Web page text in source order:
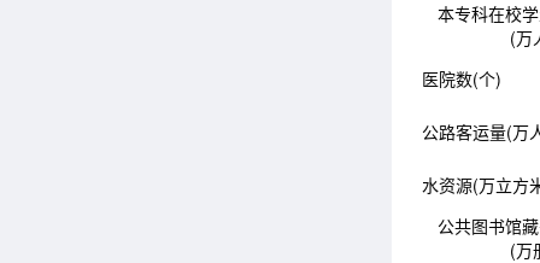
本专科在校
(万
医院数(个)
公路客运量(万
水资源(万立方
公共图书馆
(万